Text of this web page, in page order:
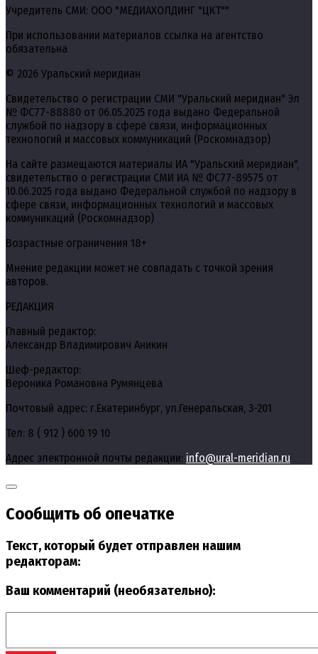
Учредитель СМИ: ООО "МЕДИАХОЛДИНГ "ЦКТ""
При использовании материалов ссылка на агентство
обязательна
© 2026 Уральский меридиан
Свидетельство о регистрации СМИ "Уральский меридиан" Эл
№ ФС77-88880 от 06.05.2025 года выдано Федеральной
службой по надзору в сфере связи, информационных
технологий и массовых коммуникаций (Роскомнадзор)
На сайте размещаются материалы ИА "Уральский меридиан",
свидетельство о регистрации СМИ ИА № ФС77-89575 от
10.06.2025 года выдано Федеральной службой по надзору в
сфере связи, информационных технологий и массовых
коммуникаций (Роскомнадзор)
Возрастные ограничения 18+
Мнение редакции может не совпадать с точкой зрения
авторов.
РЕДАКЦИЯ
Главный редактор:
Александр Владимирович Аникин
Шеф-редактор:
Вероника Романовна Румянцева
Почтовый адрес: г.Екатеринбург, ул.Генеральская, 3-201
Тел: 8 ( 912 ) 600 19 10
Адрес электронной почты редакции: info@ural-meridian.ru
Сообщить об опечатке
Текст, который будет отправлен нашим
редакторам:
Ваш комментарий (необязательно):